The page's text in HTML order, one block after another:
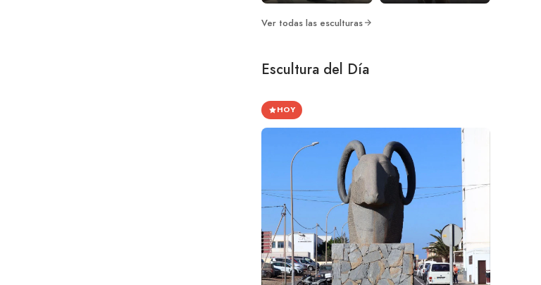
Ver todas las esculturas
Escultura del Día
HOY